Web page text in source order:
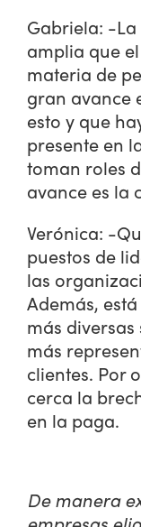
Gabriela: -
amplia que
materia de
gran avance
esto y que
presente en
toman roles
avance es la
Verónica: -
puestos de
las
Además,
más
más
clientes. Por
cerca la
en la paga.
De manera